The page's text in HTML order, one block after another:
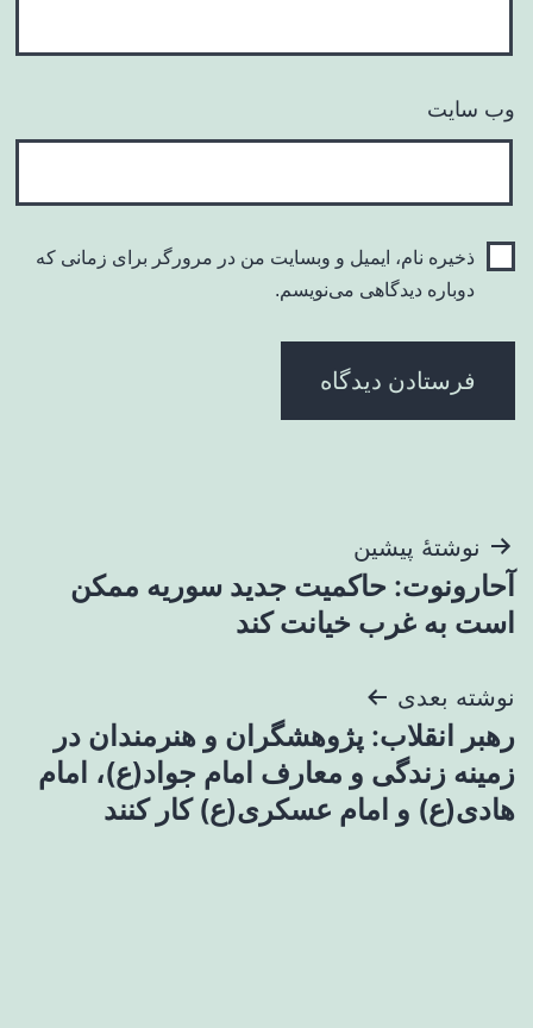
وب‌ سایت
ذخیره نام، ایمیل و وبسایت من در مرورگر برای زمانی که
دوباره دیدگاهی می‌نویسم.
راهبری
نوشته
نوشتهٔ پیشین
آحارونوت: حاکمیت جدید سوریه ممکن
است به غرب خیانت کند
نوشته بعدی
رهبر انقلاب: پژوهشگران و هنرمندان در
زمینه زندگی و معارف امام جواد(ع)، امام
هادی(ع) و امام عسکری(ع) کار کنند